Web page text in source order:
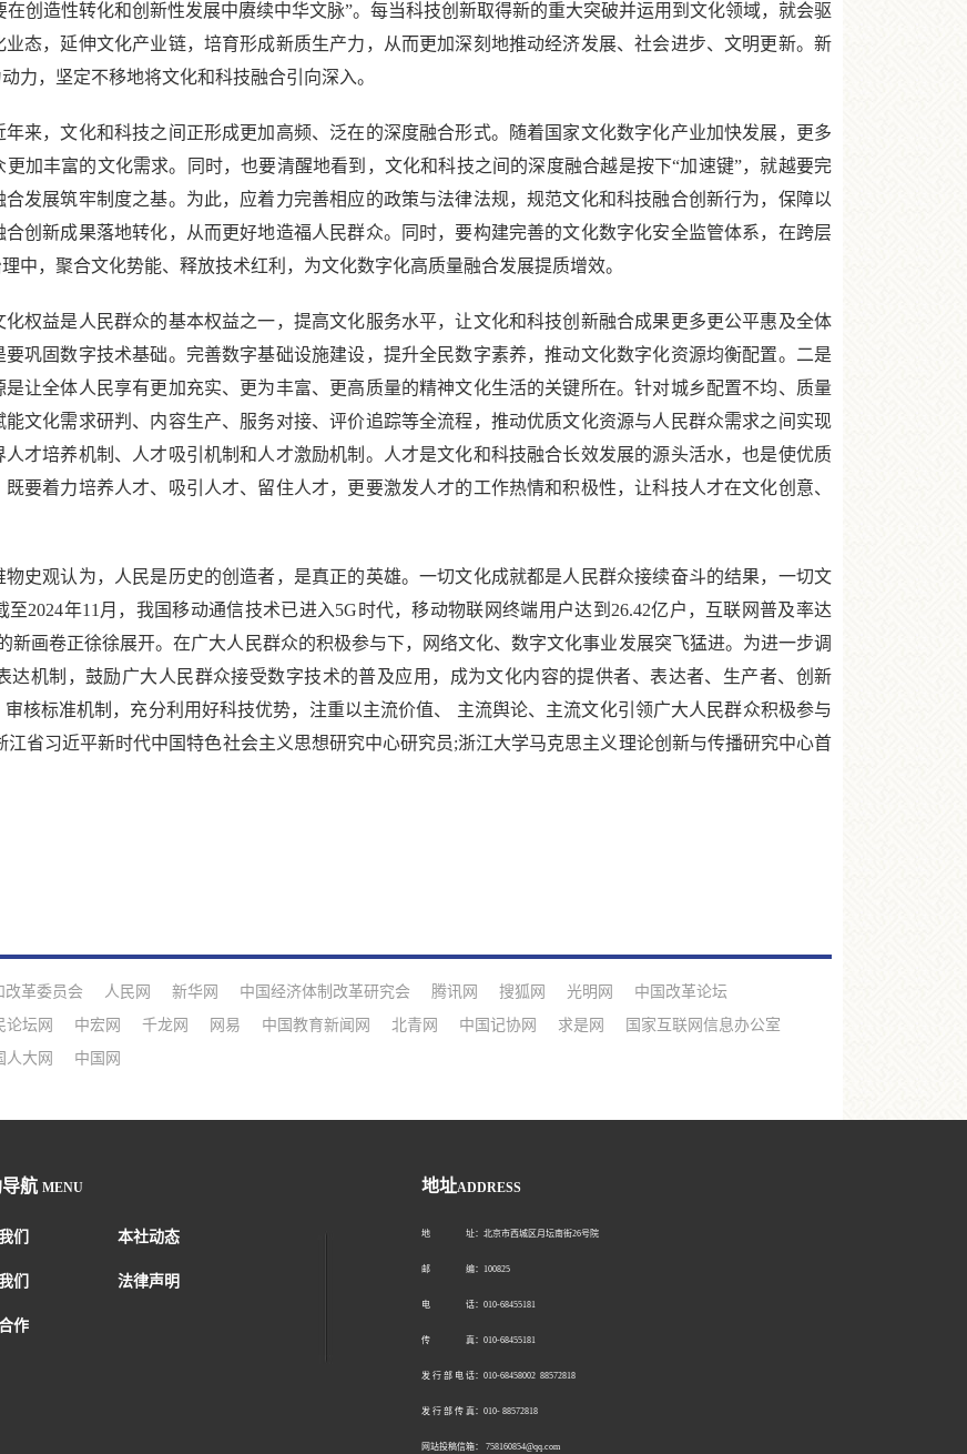
创造性转化和创新性发展中赓续中华文脉”。每当科技创新取得新的重大突破并运用到文化领域，就会驱
态，延伸文化产业链，培育形成新质生产力，从而更加深刻地推动经济发展、社会进步、文明更新。新
力，坚定不移地将文化和科技融合引向深入。
，文化和科技之间正形成更加高频、泛在的深度融合形式。随着国家文化数字化产业加快发展，更多
加丰富的文化需求。同时，也要清醒地看到，文化和科技之间的深度融合越是按下“加速键”，就越要完
发展筑牢制度之基。为此，应着力完善相应的政策与法律法规，规范文化和科技融合创新行为，保障以
创新成果落地转化，从而更好地造福人民群众。同时，要构建完善的文化数字化安全监管体系，在跨层
中，聚合文化势能、释放技术红利，为文化数字化高质量融合发展提质增效。
益是人民群众的基本权益之一，提高文化服务水平，让文化和科技创新融合成果更多更公平惠及全体
巩固数字技术基础。完善数字基础设施建设，提升全民数字素养，推动文化数字化资源均衡配置。二是
让全体人民享有更加充实、更为丰富、更高质量的精神文化生活的关键所在。针对城乡配置不均、质量
文化需求研判、内容生产、服务对接、评价追踪等全流程，推动优质文化资源与人民群众需求之间实现
才培养机制、人才吸引机制和人才激励机制。人才是文化和科技融合长效发展的源头活水，也是使优质
要着力培养人才、吸引人才、留住人才，更要激发人才的工作热情和积极性，让科技人才在文化创意、
观认为，人民是历史的创造者，是真正的英雄。一切文化成就都是人民群众接续奋斗的结果，一切文
2024年11月，我国移动通信技术已进入5G时代，移动物联网终端用户达到26.42亿户，互联网普及率达
新画卷正徐徐展开。在广大人民群众的积极参与下，网络文化、数字文化事业发展突飞猛进。为进一步调
机制，鼓励广大人民群众接受数字技术的普及应用，成为文化内容的提供者、表达者、生产者、创新
核标准机制，充分利用好科技优势，注重以主流价值、 主流舆论、主流文化引领广大人民群众积极参与
省习近平新时代中国特色社会主义思想研究中心研究员;浙江大学马克思主义理论创新与传播研究中心首
改革委员会 人民网 新华网 中国经济体制改革研究会 腾讯网 搜狐网 光明网
中国改革论坛
论坛网 中宏网 千龙网 网易 中国教育新闻网 北青网 中国记协网 求是网
国家互联网信息办公室
人大网 中国网
航 MENU
们 本社动态
们 法律声明
作
地址ADDRESS
地 址：北京市西城区月坛南街26号院
邮 编：100825
电 话：010-68455181
传 真：010-68455181
发 行 部 电 话：010-68458002 88572818
发 行 部 传 真：010- 88572818
网站投稿信箱： 758160854@qq.com